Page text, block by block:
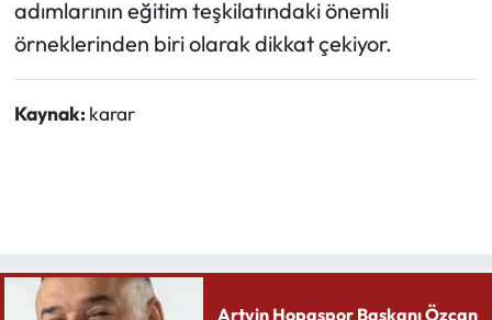
adımlarının eğitim teşkilatındaki önemli
örneklerinden biri olarak dikkat çekiyor.
Kaynak: karar
Artvin Hopaspor Başkanı Özcan